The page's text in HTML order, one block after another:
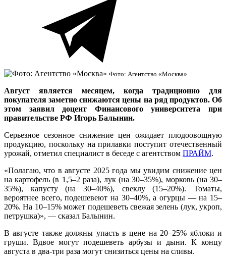
Фото: Агентство «Москва»
Август является месяцем, когда традиционно для
покупателя заметно снижаются цены на ряд продуктов. Об
этом заявил доцент Финансового университета при
правительстве РФ Игорь Балынин.
Серьезное сезонное снижение цен ожидает плодоовощную
продукцию, поскольку на прилавки поступит отечественный
урожай, отметил специалист в беседе с агентством ПРАЙМ.
«Полагаю, что в августе 2025 года мы увидим снижение цен
на картофель (в 1,5–2 раза), лук (на 30–35%), морковь (на 30–
35%), капусту (на 30–40%), свеклу (15–20%). Томаты,
вероятнее всего, подешевеют на 30–40%, а огурцы — на 15–
20%. На 10–15% может подешеветь свежая зелень (лук, укроп,
петрушка)», — сказал Балынин.
В августе также должны упасть в цене на 20–25% яблоки и
груши. Вдвое могут подешеветь арбузы и дыни. К концу
августа в два-три раза могут снизиться цены на сливы.